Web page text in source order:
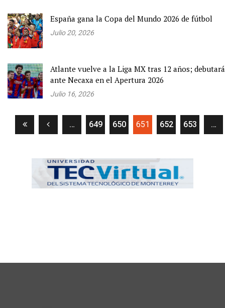
España gana la Copa del Mundo 2026 de fútbol
Julio 20, 2026
Atlante vuelve a la Liga MX tras 12 años; debutará
ante Necaxa en el Apertura 2026
Julio 16, 2026
… 649 650 651 (current)
652 653 …